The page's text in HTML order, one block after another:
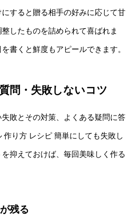
すると贈る相手の好みに応じて甘
したものを詰められて喜ばれま
書くと鮮度もアピールできます。
問・失敗しないコツ
敗とその対策、よくある疑問に答
作り方 レシピ 簡単にしても失敗し
抑えておけば、毎回美味しく作る
残る